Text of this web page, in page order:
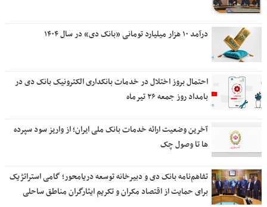
درآمد ۱۰ هزار میلیارد تومانی «بانک دی» در سال ۱۴۰۴
احتمال بروز اختلال در خدمات بانکداری الکترونیک بانک دی در
بامداد روز جمعه ۲۶ تیرماه
آخرین وضعیت ارائه خدمات بانک ملی ایران؛ از واریز سود سپرده
ها تا وصول چک
تفاهم‌نامه بانک دی و دبیرخانه توسعه دریامحور؛ گامی استراتژیک
برای حمایت از اقتصاد مکران و تکریم ایثارگران مناطق ساحلی